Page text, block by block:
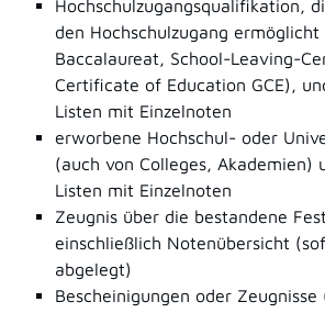
Hochschulzugangsqualifikation,
den Hochschulzugang ermöglicht
Baccalaureat, School-Leaving-
Certificate of Education GCE),
Listen mit Einzelnoten
erworbene Hochschul- oder
(auch von Colleges, Akademien)
Listen mit Einzelnoten
Zeugnis über die bestandene
einschließlich Notenübersicht
abgelegt)
Bescheinigungen oder Zeugnisse